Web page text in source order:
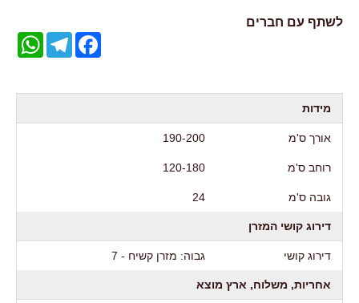
לשתף עם חברים
TelegramFacebook
מידות
אורך ס'מ 190-200
רוחב ס'מ 120-180
גובה ס'מ 24
דירוג קושי המזרן
דירוג קושי גבוה: מזרן קשיח - 7
אחריות, משלוח, ארץ מוצא